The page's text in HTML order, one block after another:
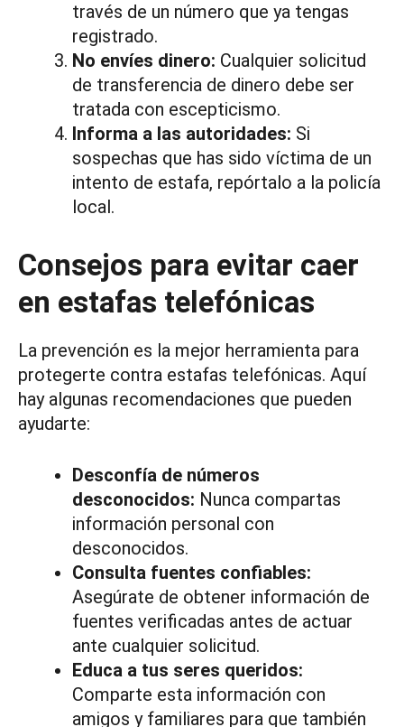
través de un número que ya tengas
registrado.
No envíes dinero: Cualquier solicitud
de transferencia de dinero debe ser
tratada con escepticismo.
Informa a las autoridades: Si
sospechas que has sido víctima de un
intento de estafa, repórtalo a la policía
local.
Consejos para evitar caer
en estafas telefónicas
La prevención es la mejor herramienta para
protegerte contra estafas telefónicas. Aquí
hay algunas recomendaciones que pueden
ayudarte:
Desconfía de números
desconocidos: Nunca compartas
información personal con
desconocidos.
Consulta fuentes confiables:
Asegúrate de obtener información de
fuentes verificadas antes de actuar
ante cualquier solicitud.
Educa a tus seres queridos:
Comparte esta información con
amigos y familiares para que también